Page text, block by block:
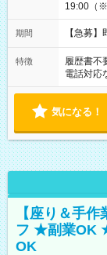
19:00（※
期間 【急募
特徴 履歴書不
電話対応
気になる！
【座り＆手
フ ★副業OK
OK